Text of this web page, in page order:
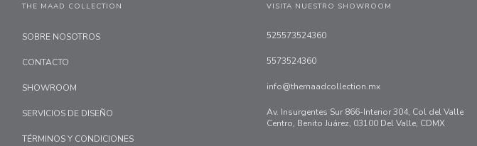
THE MAAD COLLECTION
SOBRE NOSOTROS
CONTACTO
SHOWROOM
SERVICIOS DE DISEÑO
TÉRMINOS Y CONDICIONES
VISITA NUESTRO SHOWROOM
525573524360
5573524360
info@themaadcollection.mx
Av. Insurgentes Sur 866-Interior 304, Col del Valle
Centro, Benito Juárez, 03100 Del Valle, CDMX